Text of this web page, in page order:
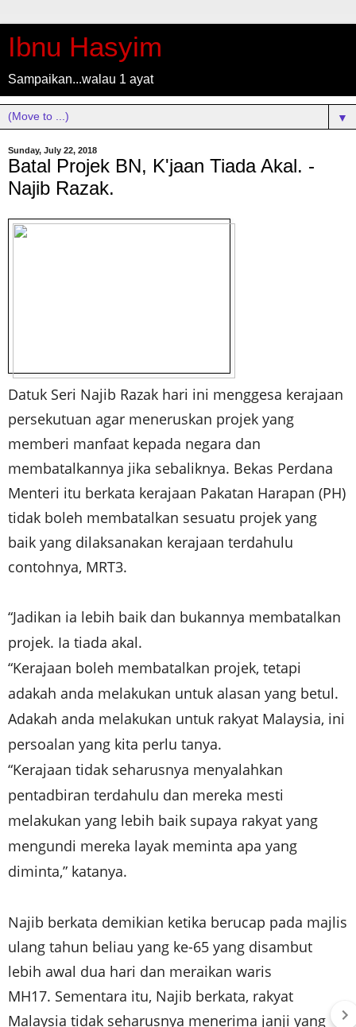
Ibnu Hasyim
Sampaikan...walau 1 ayat
▼
Sunday, July 22, 2018
Batal Projek BN, K'jaan Tiada Akal. -
Najib Razak.
Datuk Seri Najib Razak hari ini menggesa kerajaan
persekutuan agar meneruskan projek yang
memberi manfaat kepada negara dan
membatalkannya jika sebaliknya. Bekas Perdana
Menteri itu berkata kerajaan Pakatan Harapan (PH)
tidak boleh membatalkan sesuatu projek yang
baik yang dilaksanakan kerajaan terdahulu
contohnya, MRT3.
“Jadikan ia lebih baik dan bukannya membatalkan
projek. Ia tiada akal.
“Kerajaan boleh membatalkan projek, tetapi
adakah anda melakukan untuk alasan yang betul.
Adakah anda melakukan untuk rakyat Malaysia, ini
persoalan yang kita perlu tanya.
“Kerajaan tidak seharusnya menyalahkan
pentadbiran terdahulu dan mereka mesti
melakukan yang lebih baik supaya rakyat yang
mengundi mereka layak meminta apa yang
diminta,” katanya.
Najib berkata demikian ketika berucap pada majlis
ulang tahun beliau yang ke-65 yang disambut
lebih awal dua hari dan meraikan waris
MH17. Sementara itu, Najib berkata, rakyat
Malaysia tidak seharusnya menerima janji yang